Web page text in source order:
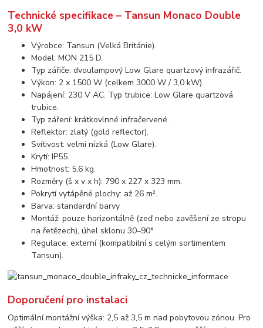
Technické specifikace – Tansun Monaco Double
3,0 kW
Výrobce: Tansun (Velká Británie).
Model: MON 215 D.
Typ zářiče: dvoulampový Low Glare quartzový infrazářič.
Výkon: 2 x 1500 W (celkem 3000 W / 3,0 kW).
Napájení: 230 V AC. Typ trubice: Low Glare quartzová
trubice.
Typ záření: krátkovlnné infračervené.
Reflektor: zlatý (gold reflector).
Svítivost: velmi nízká (Low Glare).
Krytí: IP55.
Hmotnost: 5,6 kg.
Rozměry (š x v x h): 790 x 227 x 323 mm.
Pokrytí vytápěné plochy: až 26 m².
Barva: standardní barvy
Montáž: pouze horizontálně (zeď nebo zavěšení ze stropu
na řetězech), úhel sklonu 30–90°.
Regulace: externí (kompatibilní s celým sortimentem
Tansun).
Doporučení pro instalaci
Optimální montážní výška: 2,5 až 3,5 m nad pobytovou zónou. Pro